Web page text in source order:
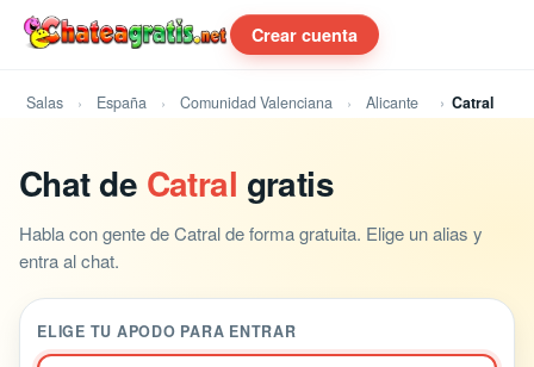
Crear cuenta
Salas España Comunidad Valenciana Alicante Catral
Chat de Catral gratis
Habla con gente de Catral de forma gratuita. Elige un alias y
entra al chat.
ELIGE TU APODO PARA ENTRAR